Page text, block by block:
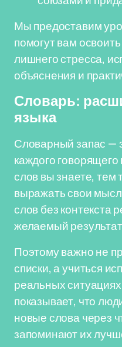
Мы предоставим
помогут вам
лишнего стресса,
объяснения и
Словарь:
языка
Словарный запас —
каждого
слов вы знаете, тем
выражать свои
слов без контекста
желаемый
Поэтому важно не
списки, а учиться
реальных
показывает, что
новые слова через
запоминают их